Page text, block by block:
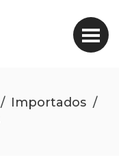
/ Importados /